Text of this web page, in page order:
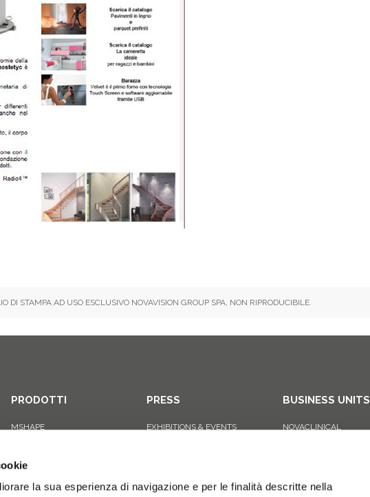
la sua esperienza di navigazione e per le finalità descritte nella
DI STAMPA AD USO ESCLUSIVO NOVAVISION GROUP SPA, NON RIPRODUCIBILE.
PRODOTTI
MSHAPE
JET SHAPE
PRESS
EXHIBITIONS & EVENTS
BUSINESS UNITS
NOVACLINICAL